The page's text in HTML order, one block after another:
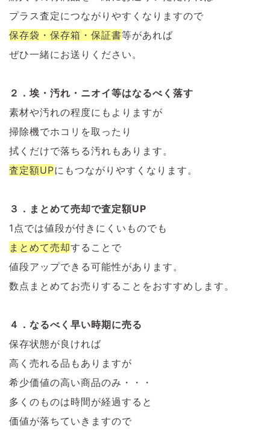
プラス査定につながりやすくなりますので
保存袋・保存箱・保証書等があれば
ぜひ一緒にお送りください。
２．埃・汚れ・ニオイ等はなるべく落す
素材や汚れの程度にもよりますが
掃除機でホコリを取ったり
拭くだけで落ちる汚れもあります。
査定額UPにもつながりやすくなります。
３．まとめて売却で査定額UP
1点では値段が付きにくいものでも
まとめて売却することで
値段アップできる可能性があります。
数点まとめてお売りすることをおすすめします。
４．なるべく早い時期に売る
保存状態が良ければ
高く売れる品もありますが
希少価値の高い商品のみ・・・
多くのものは時間が経過すると
価値が落ちていきますので